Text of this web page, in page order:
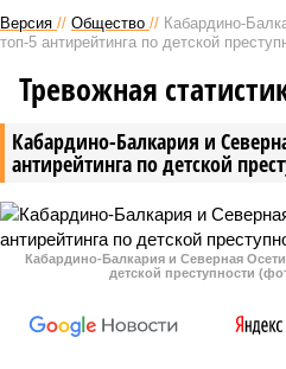
Версия // Общество // Кабардино-
топ-5 антирейтинга по детской
Кабардино-Балкария и
антирейтинга по детской
Тревожная
Кабардино-Балкария и Северная
детской преступности